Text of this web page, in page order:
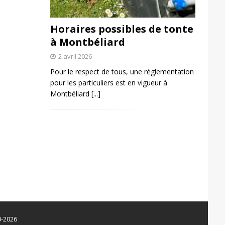
Horaires possibles de tonte
à Montbéliard
2 avril 2026
Pour le respect de tous, une réglementation
pour les particuliers est en vigueur à
Montbéliard [...]
2026